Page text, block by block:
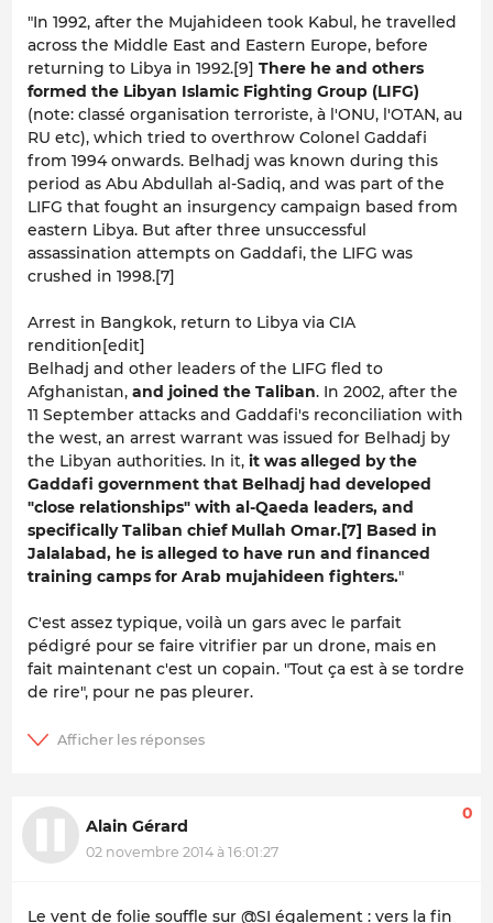
"In 1992, after the Mujahideen took Kabul, he travelled
across the Middle East and Eastern Europe, before
returning to Libya in 1992.[9] There he and others
formed the Libyan Islamic Fighting Group (LIFG)
(note: classé organisation terroriste, à l'ONU, l'OTAN, au
RU etc), which tried to overthrow Colonel Gaddafi
from 1994 onwards. Belhadj was known during this
period as Abu Abdullah al-Sadiq, and was part of the
LIFG that fought an insurgency campaign based from
eastern Libya. But after three unsuccessful
assassination attempts on Gaddafi, the LIFG was
crushed in 1998.[7]
Arrest in Bangkok, return to Libya via CIA
rendition[edit]
Belhadj and other leaders of the LIFG fled to
Afghanistan, and joined the Taliban. In 2002, after the
11 September attacks and Gaddafi's reconciliation with
the west, an arrest warrant was issued for Belhadj by
the Libyan authorities. In it, it was alleged by the
Gaddafi government that Belhadj had developed
"close relationships" with al-Qaeda leaders, and
specifically Taliban chief Mullah Omar.[7] Based in
Jalalabad, he is alleged to have run and financed
training camps for Arab mujahideen fighters."
C'est assez typique, voilà un gars avec le parfait
pédigré pour se faire vitrifier par un drone, mais en
fait maintenant c'est un copain. "Tout ça est à se tordre
de rire", pour ne pas pleurer.
Alain Gérard
02 novembre 2014 à 16:01:27
0
Le vent de folie souffle sur @SI également : vers la fin